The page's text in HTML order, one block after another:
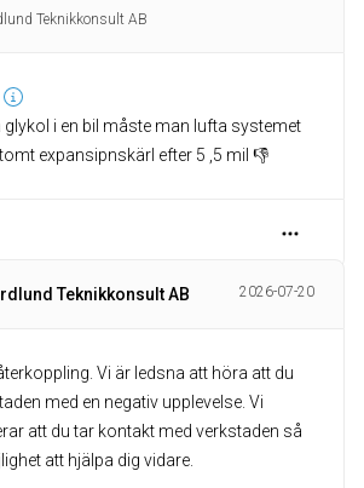
Teknikkonsult AB
glykol i en bil måste man lufta systemet
expansipnskärl efter 5 ,5 mil 👎
Teknikkonsult AB 2026-07-20
Vi är ledsna att höra att du
med en negativ upplevelse. Vi
att du tar kontakt med verkstaden så
att hjälpa dig vidare.